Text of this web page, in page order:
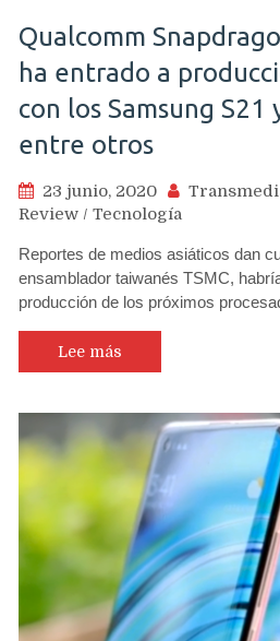
Qualcomm
ha entrado a
con los Samsung S21
entre otros
23 junio, 2020
Review / Tecnología
Reportes de medios asiáticos dan
ensamblador taiwanés TSMC,
producción de los próximos
Lee más